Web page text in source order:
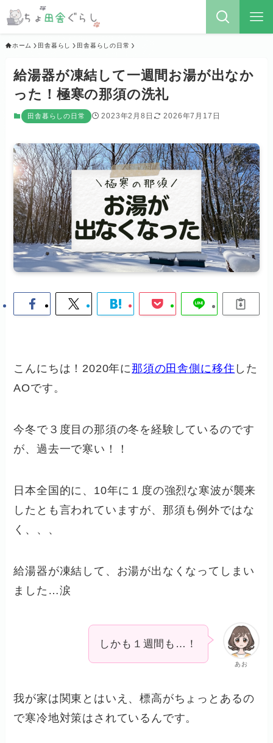
ホーム 田舎暮らし 田舎暮らしの日常
給湯器が凍結して一週間お湯が出なか
った！極寒の那須の洗礼
田舎暮らしの日常 2023年2月8日 2026年7月17日
こんにちは！2020年に那須の田舎側に移住 した
AOです。
今冬で３度目の那須の冬を経験しているのです
が、過去一で寒い！！
日本全国的に、10年に１度の強烈な寒波が襲来
したとも言われていますが、那須も例外ではな
く、、、
給湯器が凍結して、お湯が出なくなってしまい
ました…涙
あお
しかも１週間も…！
我が家は関東とはいえ、標高がちょっとあるの
で寒冷地対策はされているんです。